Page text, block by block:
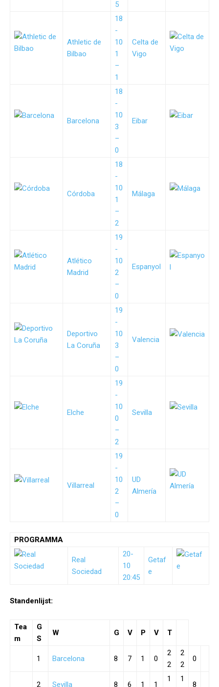
5
Athletic de
Bilbao
18
-
10
1
–
1
Celta de
Vigo
Barcelona
18
-
10
3
–
0
Eibar
Córdoba
18
-
10
1
–
2
Málaga
Atlético
Madrid
19
-
10
2
–
0
Espanyol
Deportivo
La Coruña
19
-
10
3
–
0
Valencia
Elche
19
-
10
0
–
2
Sevilla
Villarreal
19
-
10
2
–
0
UD
Almería
PROGRAMMA
Real
Sociedad
20-
10
20:45
Getaf
e
Standenlijst:
Tea
m
G
S
W G V P V T
1 Barcelona 8 7 1 0
2
2
2
2
0
2 Sevilla 8 6 1 1
1
1
8